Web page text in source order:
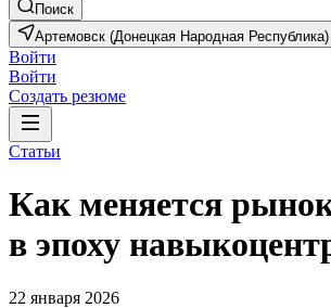
Поиск
Артемовск (Донецкая Народная Республика)
Войти
Войти
Создать резюме
Статьи
Как меняется
в эпоху
22 января 2026